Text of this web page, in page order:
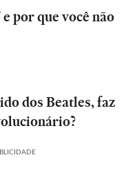
por que você não
dos Beatles, faz